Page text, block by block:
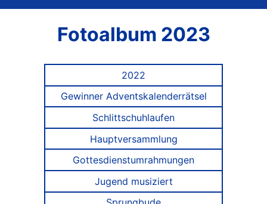
Fotoalbum 2023
2022
Gewinner Adventskalenderrätsel
Schlittschuhlaufen
Hauptversammlung
Gottesdienstumrahmungen
Jugend musiziert